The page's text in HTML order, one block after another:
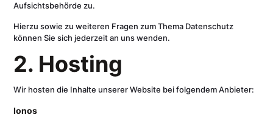
Aufsichtsbehörde zu.
Hierzu sowie zu weiteren Fragen zum Thema Datenschutz
können Sie sich jederzeit an uns wenden.
2. Hosting
Wir hosten die Inhalte unserer Website bei folgendem Anbieter:
Ionos